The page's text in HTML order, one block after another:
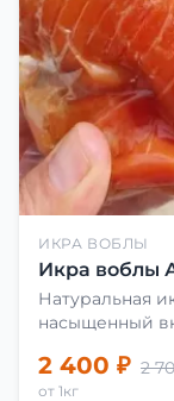
ИКРА ВОБЛЫ
Икра воблы
Натуральная
насыщенный
2 400 ₽ 2
от 1кг